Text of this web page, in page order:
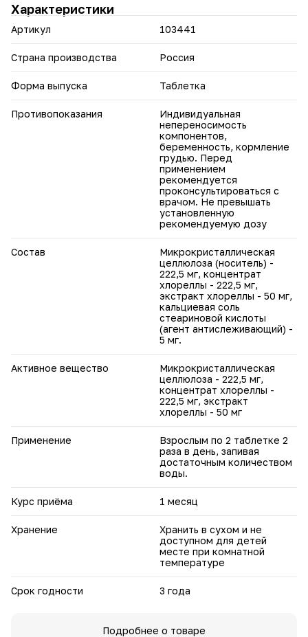
Не является лекарственным средством. Перед
применением рекомендуем проконсультироваться с
врачом.
Характеристики
Артикул 103441
Страна производства Россия
Форма выпуска Таблетка
Противопоказания
Индивидуальная
непереносимость
компонентов,
беременность, кормление
грудью. Перед
применением
рекомендуется
проконсультироваться с
врачом. Не превышать
установленную
рекомендуемую дозу
Состав
Микрокристаллическая
целлюлоза (носитель) -
222,5 мг, концентрат
хлореллы - 222,5 мг,
экстракт хлореллы - 50 мг,
кальциевая соль
стеариновой кислоты
(агент антислеживающий) -
5 мг.
Активное вещество
Микрокристаллическая
целлюлоза - 222,5 мг,
концентрат хлореллы -
222,5 мг, экстракт
хлореллы - 50 мг
Применение
Взрослым по 2 таблетке 2
раза в день, запивая
достаточным количеством
воды.
Курс приёма 1 месяц
Хранение
Хранить в сухом и не
доступном для детей
месте при комнатной
температуре
Срок годности 3 года
Подробнее о товаре